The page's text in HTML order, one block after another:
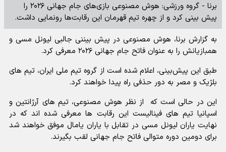
برنا - گروه ورزشی: هوش مصنوعی بازی‌های جام جهانی ۲۰۲۶ را
پیش بینی کرد و از چهره تیم قهرمان این رقابت‌ها رونمایی داشت.
به گزارش برنا، هوش مصنوعی در پیش بیننی جالبی لیونل مسی و
همبازیانش را به عنوان فاتح جام جهانی ۲۰۲۶ معرفی کرد.
طبق این پیش‌بینی، اعلام شده است از گروه تیم ملی ایران، تیم های
بلژیک و مصر به دور حذفی راه پیدا خواهند کرد.
این در حالی است که از نظر هوش مصنوعی، تیم های آرژانتین و
اسپانیا تیم های فینالیست این رقابت ها معرفی شده اند که در
نهایت یاران لیونل مسی در تقابل با یاران یامال موفق خواهند شد
برای دومین دوره متوالی فاتح جام جهانی لقب بگیرند.